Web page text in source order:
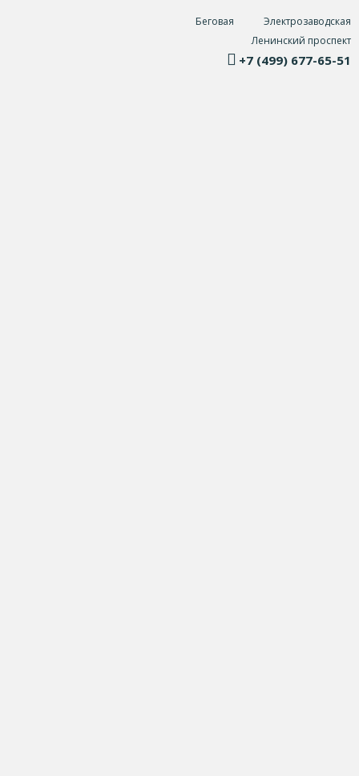
Беговая
Электрозаводская
Ленинский проспект
+7 (499) 677-65-51